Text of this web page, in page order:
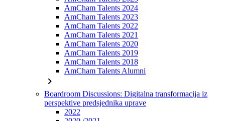
AmCham Talents 2024
AmCham Talents 2023
AmCham Talents 2022
AmCham Talents 2021
AmCham Talents 2020
AmCham Talents 2019
AmCham Talents 2018
AmCham Talents Alumni
chevron_right
Boardroom Discussions: Digitalna transformacija iz
perspektive predsjednika uprave
2022